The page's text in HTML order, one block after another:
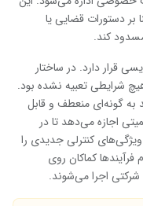
بر دستورات قضایی یا
کند.
قرار دارد. در ساختار
شرایطی تعبیه نشده بود.
به گونه‌ای منعطف و قابل
اجازه می‌دهد تا در
کنترلی جدیدی را
فرآیندها کماکان روی
شرکتی اجرا می‌شوند.